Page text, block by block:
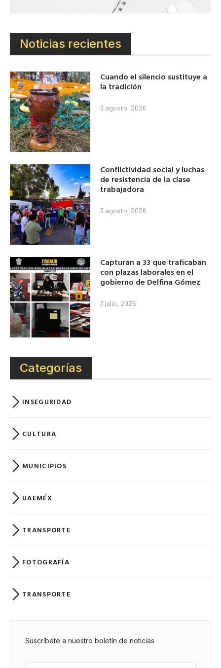
Noticias recientes
Cuando el silencio sustituye a
la tradición
3 agosto, 2026
Conflictividad social y luchas
de resistencia de la clase
trabajadora
3 agosto, 2026
Capturan a 33 que traficaban
con plazas laborales en el
gobierno de Delfina Gómez
3 julio, 2026
Categorías
INSEGURIDAD
CULTURA
MUNICIPIOS
UAEMÉX
TRANSPORTE
FOTOGRAFÍA
TRANSPORTE
Suscríbete a nuestro boletín de noticias